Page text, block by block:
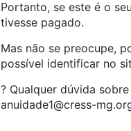
Portanto, se este é o
tivesse pagado.
Mas não se preocupe,
possível identificar no
? Qualquer dúvida
anuidade1@cress-